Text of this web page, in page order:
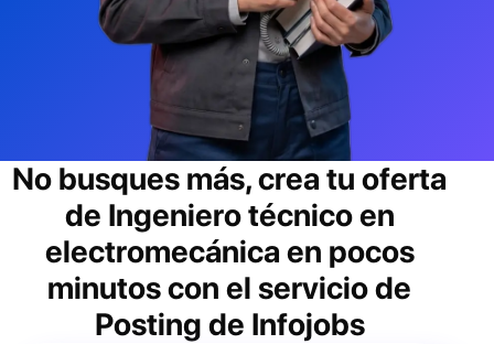
No busques más, crea tu oferta
de Ingeniero técnico en
electromecánica en pocos
minutos con el servicio de
Posting de Infojobs